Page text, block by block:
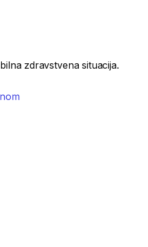
zdravstvena situacija.